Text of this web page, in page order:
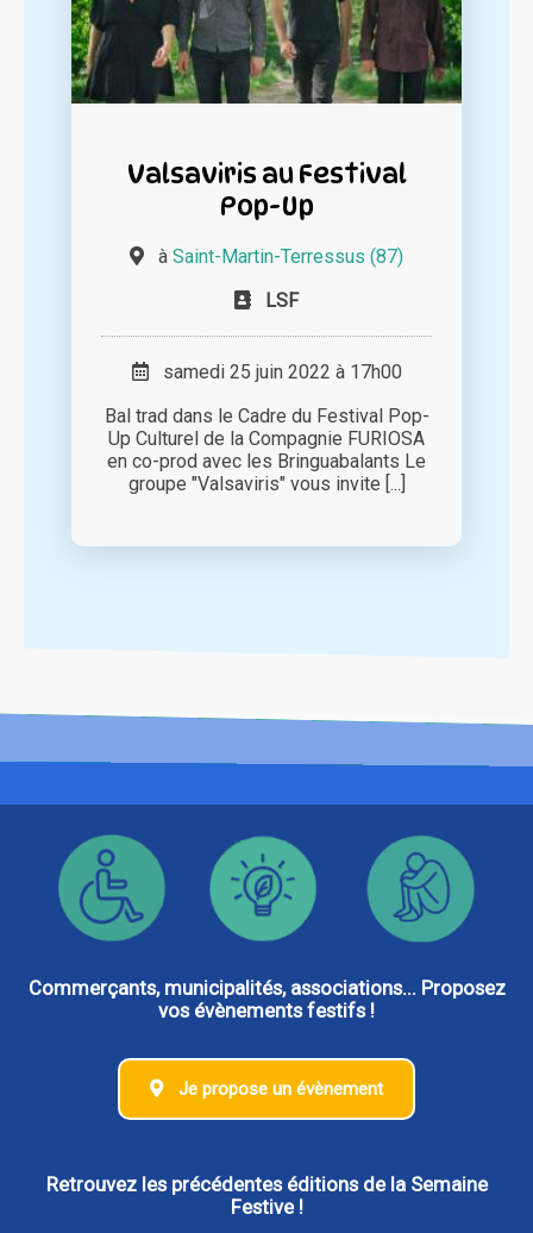
Valsaviris au Festival
Pop-Up
à Saint-Martin-Terressus (87)
LSF
samedi 25 juin 2022 à 17h00
Bal trad dans le Cadre du Festival Pop-
Up Culturel de la Compagnie FURIOSA
en co-prod avec les Bringuabalants Le
groupe "Valsaviris" vous invite [...]
Commerçants, municipalités, associations... Proposez
vos évènements festifs !
Je propose un évènement
Retrouvez les précédentes éditions de la Semaine
Festive !